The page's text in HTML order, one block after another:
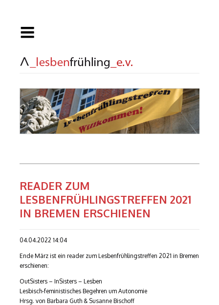
READER ZUM
LESBENFRÜHLINGSTREFFEN 2021
IN BREMEN ERSCHIENEN
04.04.2022 14:04
Ende März ist ein reader zum Lesbenfrühlingstreffen 2021 in Bremen
erschienen:
OutSisters – InSisters – Lesben
Lesbisch-feministisches Begehren um Autonomie
Hrsg. von Barbara Guth & Susanne Bischoff